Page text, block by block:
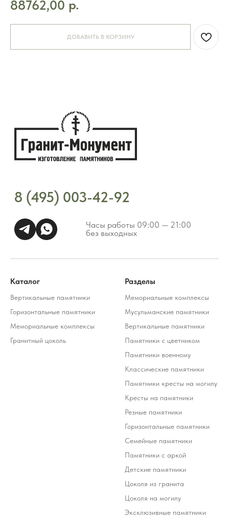
88762,00 р.
ДОБАВИТЬ В КОРЗИНУ
8 (495) 003-42-92
Каталог
Вертикальные памятники
Горизонтальные памятники
Мемориальные комплексы
Гранитный цоколь
Разделы
Мемориальные комплексы
Мусульманские памятники
Вертикальные памятники
Памятники с цветником
Памятники военному
Классические памятники
Памятники кресты на могилу
Кресты на памятники
Резные памятники
Горизонтальные памятники
Семейные памятники
Памятники с аркой
Детские памятники
Цоколя из гранита
Цоколя на могилу
Эксклюзивные памятники